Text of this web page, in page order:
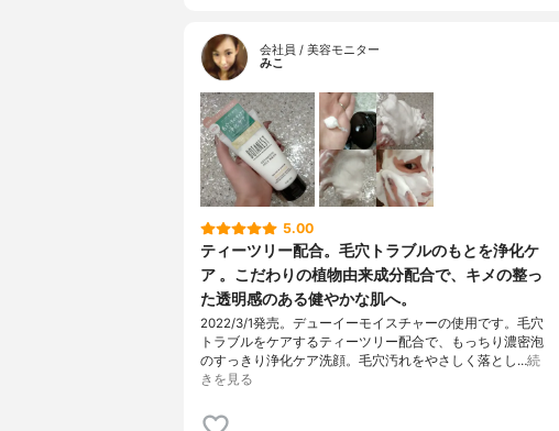
会社員 / 美容モニター
みこ
5.00
ティーツリー配合。毛穴トラブルのもとを浄化ケ
ア 。こだわりの植物由来成分配合で、キメの整っ
た透明感のある健やかな肌へ。
2022/3/1発売。デューイーモイスチャーの使用です。毛穴
トラブルをケアするティーツリー配合で、もっちり濃密泡
のすっきり浄化ケア洗顔。毛穴汚れをやさしく落とし…続
きを見る